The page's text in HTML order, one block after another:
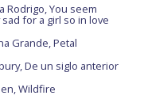
Rodrigo, You seem
for a girl so in love
Grande, Petal
De un siglo anterior
Wildfire